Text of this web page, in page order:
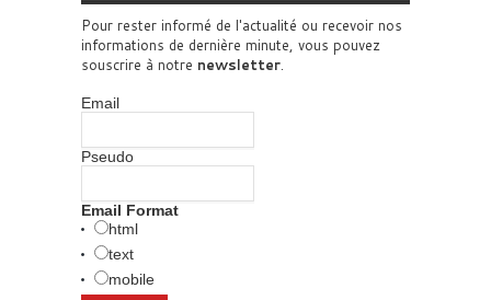
Pour rester informé de l'actualité ou recevoir nos
informations de dernière minute, vous pouvez
souscrire à notre newsletter.
Email
Pseudo
Email Format
html
text
mobile